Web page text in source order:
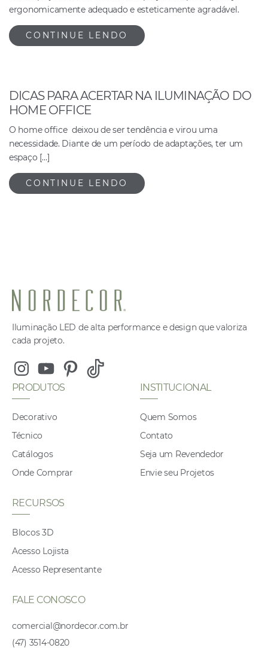
ergonomicamente adequado e esteticamente agradável.
CONTINUE LENDO
DICAS PARA ACERTAR NA ILUMINAÇÃO DO
HOME OFFICE
O home office deixou de ser tendência e virou uma
necessidade. Diante de um período de adaptações, ter um
espaço […]
CONTINUE LENDO
Iluminação LED de alta performance e design que valoriza
cada projeto.
PRODUTOS
Decorativo
Técnico
Catálogos
Onde Comprar
INSTITUCIONAL
Quem Somos
Contato
Seja um Revendedor
Envie seu Projetos
RECURSOS
Blocos 3D
Acesso Lojista
Acesso Representante
FALE CONOSCO
comercial@nordecor.com.br
(47) 3514-0820